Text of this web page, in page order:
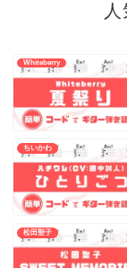
Whiteberry
ちいかわ
松田聖子